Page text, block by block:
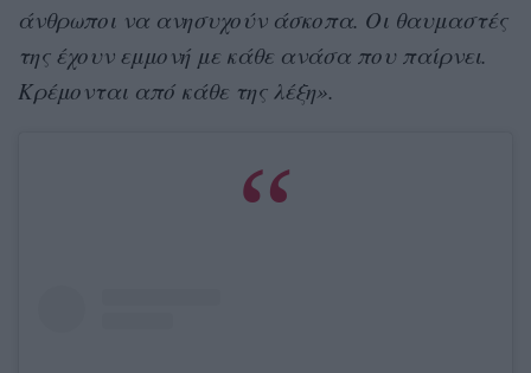
άνθρωποι να ανησυχούν άσκοπα. Οι θαυμαστές
της έχουν εμμονή με κάθε ανάσα που παίρνει.
Κρέμονται από κάθε της λέξη».